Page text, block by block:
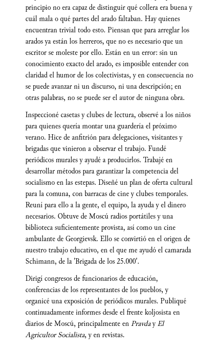
principio no era capaz de distinguir qué collera era buena y
cuál mala o qué partes del arado faltaban. Hay quienes
encuentran trivial todo esto. Piensan que para arreglar los
arados ya están los herreros, que no es necesario que un
escritor se moleste por ello. Están en un error: sin un
conocimiento exacto del arado, es imposible entender con
claridad el humor de los colectivistas, y en consecuencia no
se puede avanzar ni un discurso, ni una descripción; en
otras palabras, no se puede ser el autor de ninguna obra.
Inspeccioné casetas y clubes de lectura, observé a los niños
para quienes quería montar una guardería el próximo
verano. Hice de anfitrión para delegaciones, visitantes y
brigadas que vinieron a observar el trabajo. Fundé
periódicos murales y ayudé a producirlos. Trabajé en
desarrollar métodos para garantizar la competencia del
socialismo en las estepas. Diseñé un plan de oferta cultural
para la comuna, con barracas de cine y clubes temporales.
Reuní para ello a la gente, el equipo, la ayuda y el dinero
necesarios. Obtuve de Moscú radios portátiles y una
biblioteca suficientemente provista, así como un cine
ambulante de Georgievsk. Ello se convirtió en el origen de
nuestro trabajo educativo, en el que me ayudó el camarada
Schimann, de la 'Brigada de los 25.000'.
Dirigí congresos de funcionarios de educación,
conferencias de los representantes de los pueblos, y
organicé una exposición de periódicos murales. Publiqué
continuadamente informes desde el frente koljosista en
diarios de Moscú, principalmente enPravdayEl
Agricultor Socialista, y en revistas.